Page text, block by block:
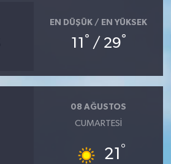
EN DÜŞÜK / EN YÜKSEK
11 ° / 29°
08 AĞUSTOS
CUMARTESI
21 °